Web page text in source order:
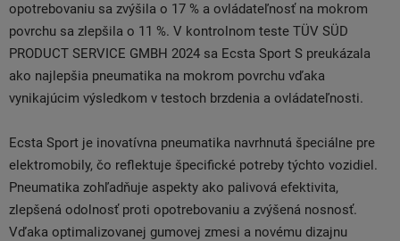
opotrebovaniu sa zvýšila o 17 % a ovládateľnosť na mokrom
povrchu sa zlepšila o 11 %. V kontrolnom teste TÜV SÜD
PRODUCT SERVICE GMBH 2024 sa Ecsta Sport S preukázala
ako najlepšia pneumatika na mokrom povrchu vďaka
vynikajúcim výsledkom v testoch brzdenia a ovládateľnosti.
Ecsta Sport je inovatívna pneumatika navrhnutá špeciálne pre
elektromobily, čo reflektuje špecifické potreby týchto vozidiel.
Pneumatika zohľadňuje aspekty ako palivová efektivita,
zlepšená odolnosť proti opotrebovaniu a zvýšená nosnosť.
Vďaka optimalizovanej gumovej zmesi a novému dizajnu